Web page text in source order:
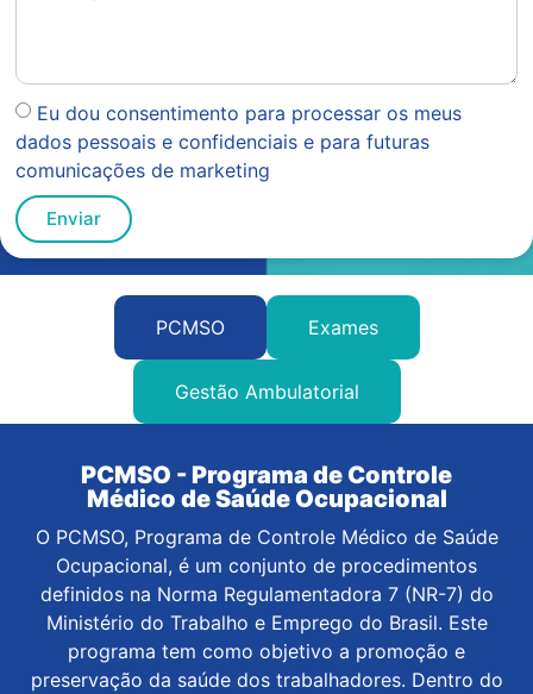
Eu dou consentimento para processar os meus
dados pessoais e confidenciais e para futuras
comunicações de marketing
Enviar
PCMSO Exames
Gestão Ambulatorial
PCMSO - Programa de Controle
Médico de Saúde Ocupacional
O PCMSO, Programa de Controle Médico de Saúde
Ocupacional, é um conjunto de procedimentos
definidos na Norma Regulamentadora 7 (NR-7) do
Ministério do Trabalho e Emprego do Brasil. Este
programa tem como objetivo a promoção e
preservação da saúde dos trabalhadores. Dentro do